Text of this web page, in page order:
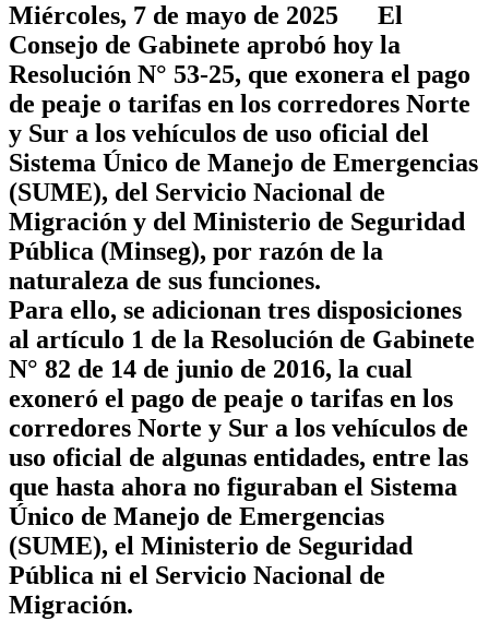
Miércoles, 7 de mayo de 2025 El
Consejo de Gabinete aprobó hoy la
Resolución N° 53-25, que exonera el pago
de peaje o tarifas en los corredores Norte
y Sur a los vehículos de uso oficial del
Sistema Único de Manejo de Emergencias
(SUME), del Servicio Nacional de
Migración y del Ministerio de Seguridad
Pública (Minseg), por razón de la
naturaleza de sus funciones.
Para ello, se adicionan tres disposiciones
al artículo 1 de la Resolución de Gabinete
N° 82 de 14 de junio de 2016, la cual
exoneró el pago de peaje o tarifas en los
corredores Norte y Sur a los vehículos de
uso oficial de algunas entidades, entre las
que hasta ahora no figuraban el Sistema
Único de Manejo de Emergencias
(SUME), el Ministerio de Seguridad
Pública ni el Servicio Nacional de
Migración.